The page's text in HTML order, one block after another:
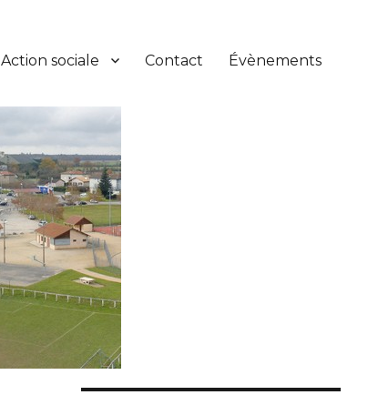
Action sociale Contact Évènements